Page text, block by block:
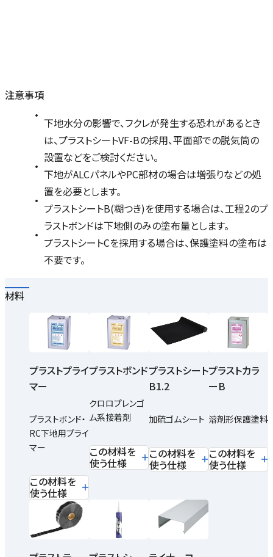
注意事項
下地水分の影響で、フクレが発生する恐れがあるとき
は、プラストシートVF-Bの採用、平面部での脱気筒の
設置などをご検討ください。
下地がALCパネルやPC部材の場合は増張りなどの処
置を必要とします。
プラストシートB(糊つき)を使用する場合は、工程2のプ
ラストボンドは下地側のみの塗布量とします。
プラストシートCを採用する場合は、保護塗料の塗布は
不要です。
材料
プラストプライ
マー
プラストボンド・
RC下地用プライ
マー
この材料を
使う仕様
プラストボンド
クロロプレンゴ
ム系接着剤
この材料を
使う仕様
プラストシート
B1.2
加硫ゴムシート
この材料を
使う仕様
プラストカラ
ーB
溶剤形保護塗料
この材料を
使う仕様